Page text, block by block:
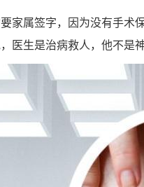
家属签字，因为没有手术
医生是治病救人，他不是